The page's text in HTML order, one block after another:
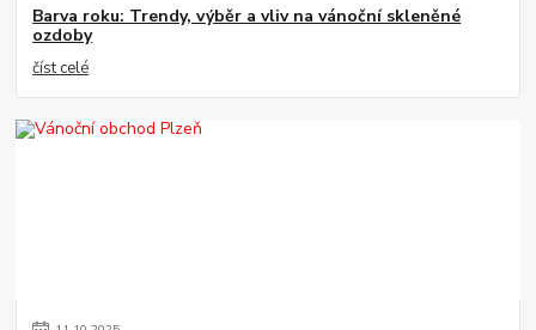
Barva roku: Trendy, výběr a vliv na vánoční skleněné
ozdoby
číst celé